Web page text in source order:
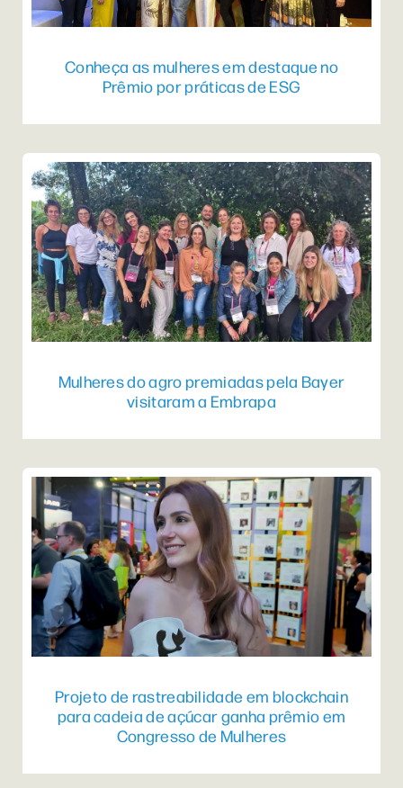
Conheça as mulheres em destaque no
Prêmio por práticas de ESG
Mulheres do agro premiadas pela Bayer
visitaram a Embrapa
Projeto de rastreabilidade em blockchain
para cadeia de açúcar ganha prêmio em
Congresso de Mulheres